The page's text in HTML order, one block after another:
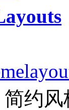
约风